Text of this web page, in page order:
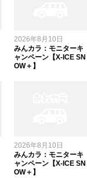
2026年8月10日
みんカラ：モニターキ
ャンペーン【X-ICE SN
OW＋】
2026年8月10日
みんカラ：モニターキ
ャンペーン【X-ICE SN
OW＋】